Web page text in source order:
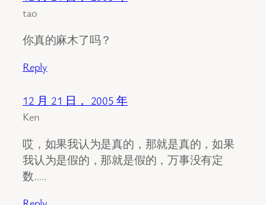
tao
你真的麻木了吗？
Reply
12 月 21 日， 2005 年
Ken
哎，如果我认为是真的，那就是真的，如果
我认为是假的，那就是假的，万事没有定
数…..